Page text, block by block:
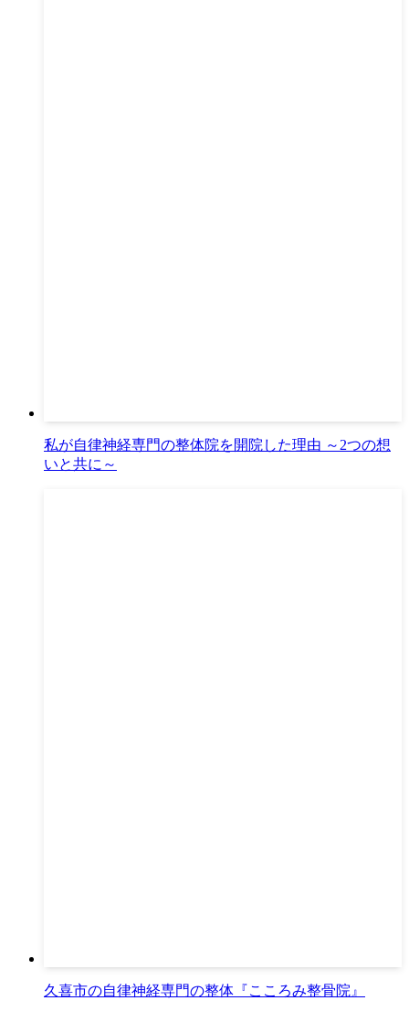
私が自律神経専門の整体院を開院した理由 ～2つの想
いと共に～
久喜市の自律神経専門の整体『こころみ整骨院』